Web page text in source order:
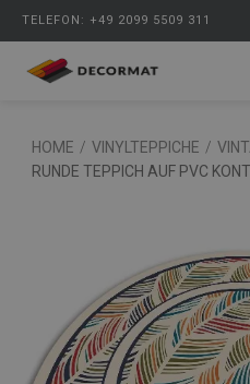
TELEFON: +49 2099 5509 311
HOME / VINYLTEPPICHE /
RUNDE TEPPICH AUF PVC